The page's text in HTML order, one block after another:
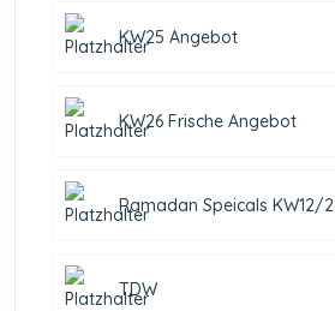
KW25 Angebot
KW26 Frische Angebot
Ramadan Speicals KW12/2
TDW